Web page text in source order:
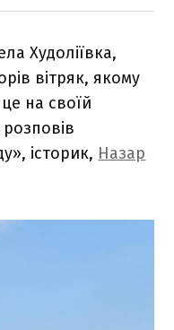
Худоліївка,
вітряк, якому
на своїй
історик, Назар